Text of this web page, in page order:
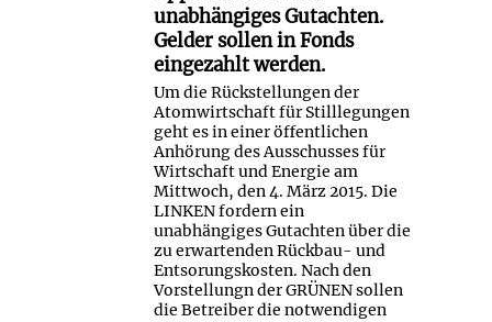
unabhängiges Gutachten.
Gelder sollen in Fonds
eingezahlt werden.
Um die Rückstellungen der
Atomwirtschaft für Stilllegungen
geht es in einer öffentlichen
Anhörung des Ausschusses für
Wirtschaft und Energie am
Mittwoch, den 4. März 2015. Die
LINKEN fordern ein
unabhängiges Gutachten über die
zu erwartenden Rückbau- und
Entsorungskosten. Nach den
Vorstellungn der GRÜNEN sollen
die Betreiber die notwendigen